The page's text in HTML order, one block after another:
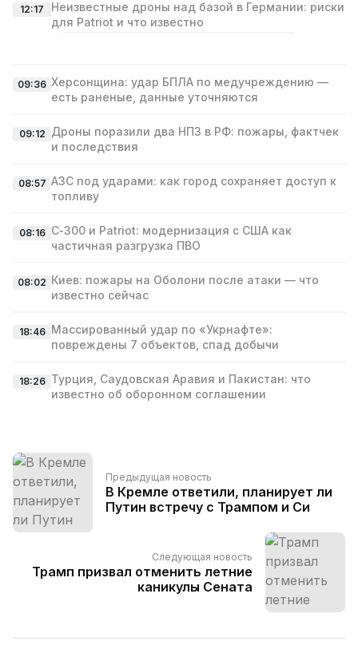
12:17
Неизвестные дроны над базой в Германии: риски
для Patriot и что известно
09:36 Херсонщина: удар БПЛА по медучреждению —
есть раненые, данные уточняются
09:12 Дроны поразили два НПЗ в РФ: пожары, фактчек
и последствия
08:57 АЗС под ударами: как город сохраняет доступ к
топливу
08:16 С‑300 и Patriot: модернизация с США как
частичная разгрузка ПВО
08:02 Киев: пожары на Оболони после атаки — что
известно сейчас
18:46 Массированный удар по «Укрнафте»:
повреждены 7 объектов, спад добычи
18:26 Турция, Саудовская Аравия и Пакистан: что
известно об оборонном соглашении
Предыдущая новость
В Кремле ответили, планирует ли
Путин встречу с Трампом и Си
Следующая новость
Трамп призвал отменить летние
каникулы Сената